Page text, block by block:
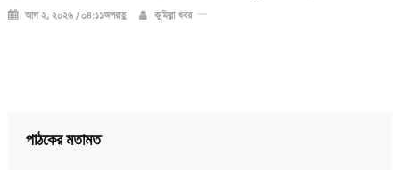
আগ ২, ২০২৬ / ০৪:১১অপরাহ্ণ কুমিল্লা খবর
পাঠকের মতামত